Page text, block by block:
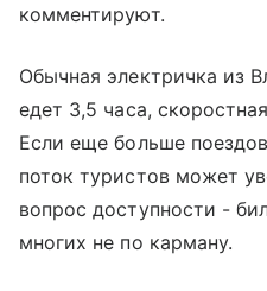
комментируют.
Обычная электричка из
едет 3,5 часа,
Если еще больше
поток туристов может
вопрос доступности -
многих не по карману.